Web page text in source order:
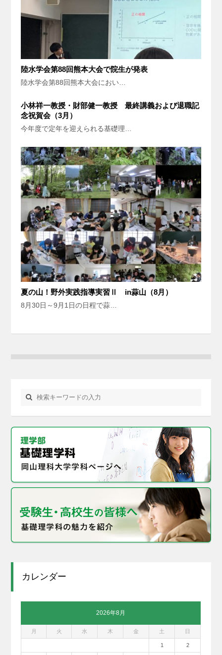
陸水学会第88回熊本大会で院生が発表
陸水学会第88回熊本大会におい…
小林祥一教授・財部健一教授 最終講義および退職記
念祝賀会（3月）
今年度で定年を迎えられる基礎理…
夏の山！野外実践指導実習Ⅱ in蒜山（8月）
8月30日～9月1日の日程で蒜…
カレンダー
2026年8月
月 火 水 木 金 土 日
1 2